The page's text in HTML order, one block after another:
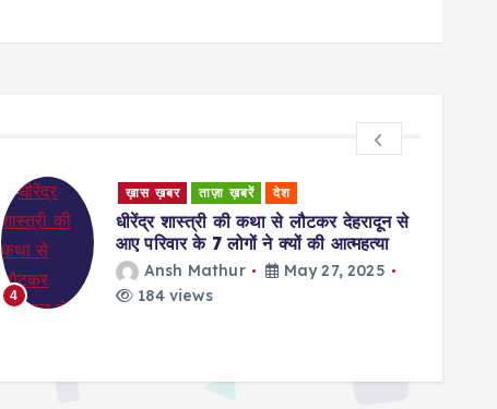
Uncategorized
Rating Zoom Free trial offer Instead of
Giving The Bank card Info Pro Campaigns
waseem May 27, 2025 146 views